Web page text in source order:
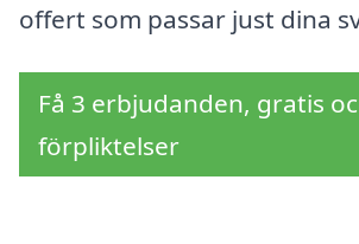
offert som passar just dina
Få 3 erbjudanden, gratis
förpliktelser